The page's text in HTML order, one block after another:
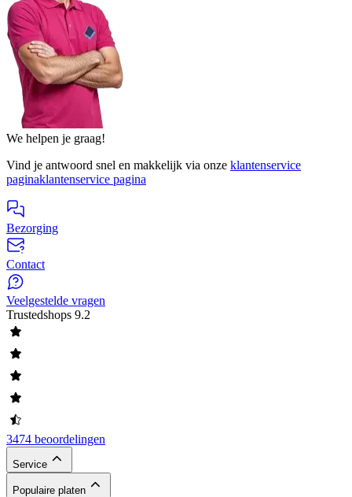
We helpen je graag!
Vind je antwoord snel en makkelijk via onze klantenservice
paginaklantenservice pagina
Bezorging
Contact
Veelgestelde vragen
Trustedshops 9.2
3474 beoordelingen
Service
Populaire platen